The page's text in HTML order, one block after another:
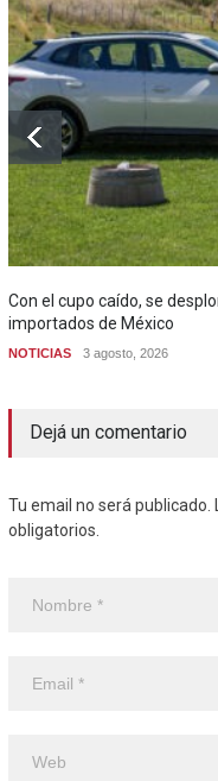
Con el cupo caído, se
importados de México
NOTICIAS 3 agosto, 2026
Dejá un comentario
Tu email no será
obligatorios.